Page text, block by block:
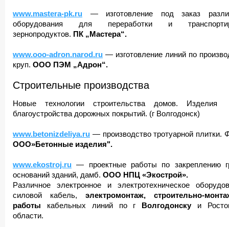
www.mastera-pk.ru — изготовление под заказ
оборудования для переработки и
зернопродуктов. ПК „Мастера“.
www.ooo-adron.narod.ru — изготовление линий по
круп. ООО ПЭМ „Адрон“.
Строительные производства
Новые технологии строительства домов.
благоустройства дорожных покрытий. (г Волгодонск)
www.betonizdeliya.ru — производство тротуарной плитки.
ООО»Бетонные изделия".
www.ekostroj.ru — проектные работы по закреплению
оснований зданий, дамб. ООО НПЦ «Экострой».
Различное электронное и электротехническое
силовой кабель, электромонтаж, строительно-
работы кабельных линий по г Волгодонскуи
области.